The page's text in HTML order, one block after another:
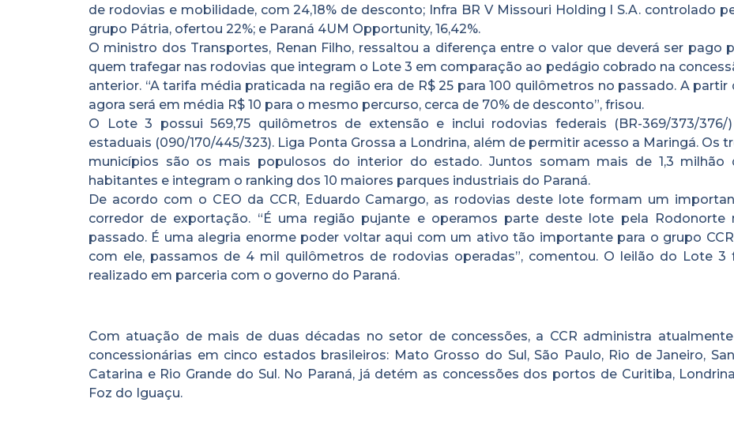
de rodovias e mobilidade, com 24,18% de desconto; Infra BR V Missouri Holding I S.A. controlado
grupo Pátria, ofertou 22%; e Paraná 4UM Opportunity, 16,42%.
O ministro dos Transportes, Renan Filho, ressaltou a diferença entre o valor que deverá ser pago
quem trafegar nas rodovias que integram o Lote 3 em comparação ao pedágio cobrado na
anterior. “A tarifa média praticada na região era de R$ 25 para 100 quilômetros no passado. A partir
agora será em média R$ 10 para o mesmo percurso, cerca de 70% de desconto”, frisou.
O Lote 3 possui 569,75 quilômetros de extensão e inclui rodovias federais (BR-369/373/376/
estaduais (090/170/445/323). Liga Ponta Grossa a Londrina, além de permitir acesso a Maringá. Os
municípios são os mais populosos do interior do estado. Juntos somam mais de 1,3 milhão
habitantes e integram o ranking dos 10 maiores parques industriais do Paraná.
De acordo com o CEO da CCR, Eduardo Camargo, as rodovias deste lote formam um
corredor de exportação. “É uma região pujante e operamos parte deste lote pela Rodonorte
passado. É uma alegria enorme poder voltar aqui com um ativo tão importante para o grupo
com ele, passamos de 4 mil quilômetros de rodovias operadas”, comentou. O leilão do Lote 3
realizado em parceria com o governo do Paraná.
Com atuação de mais de duas décadas no setor de concessões, a CCR administra atualmente
concessionárias em cinco estados brasileiros: Mato Grosso do Sul, São Paulo, Rio de Janeiro,
Catarina e Rio Grande do Sul. No Paraná, já detém as concessões dos portos de Curitiba,
Foz do Iguaçu.